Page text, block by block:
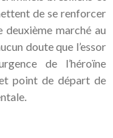
de se renforcer
marché au
doute que l’essor
de l’héroïne
point de départ de